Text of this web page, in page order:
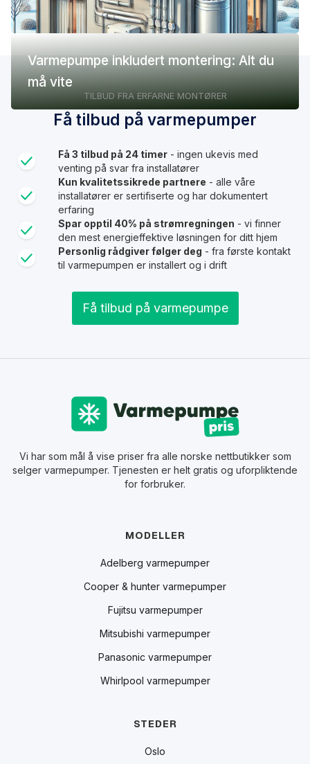
Varmepumpe inkludert montering: Alt du
må vite
TILBUD FRA ERFARNE MONTØRER
Få tilbud på varmepumper
Få 3 tilbud på 24 timer - ingen ukevis med
venting på svar fra installatører
Kun kvalitetssikrede partnere - alle våre
installatører er sertifiserte og har dokumentert
erfaring
Spar opptil 40% på strømregningen - vi finner
den mest energieffektive løsningen for ditt hjem
Personlig rådgiver følger deg - fra første kontakt
til varmepumpen er installert og i drift
Få tilbud på varmepumpe
Vi har som mål å vise priser fra alle norske nettbutikker som
selger varmepumper. Tjenesten er helt gratis og uforpliktende
for forbruker.
MODELLER
Adelberg varmepumper
Cooper & hunter varmepumper
Fujitsu varmepumper
Mitsubishi varmepumper
Panasonic varmepumper
Whirlpool varmepumper
STEDER
Oslo